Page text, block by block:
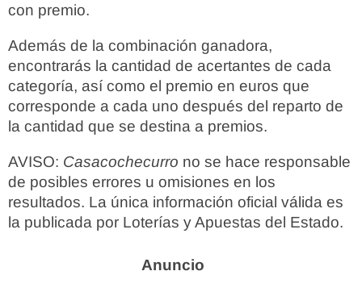
con premio.
Además de la combinación ganadora,
encontrarás la cantidad de acertantes de cada
categoría, así como el premio en euros que
corresponde a cada uno después del reparto de
la cantidad que se destina a premios.
AVISO: Casacochecurro no se hace responsable
de posibles errores u omisiones en los
resultados. La única información oficial válida es
la publicada por Loterías y Apuestas del Estado.